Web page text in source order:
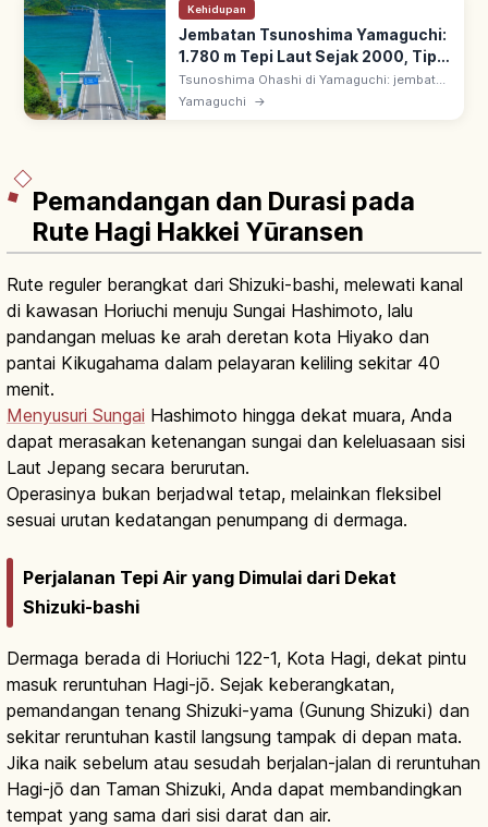
Kehidupan
Jembatan Tsunoshima Yamaguchi:
1.780 m Tepi Laut Sejak 2000, Tips
Berkunjung
Tsunoshima Ohashi di Yamaguchi: jembatan
1.780 m menghubungkan ke Pulau
Tsunoshima. Dibuka November 2000, bebas
Yamaguchi →
Pemandangan dan Durasi pada
Rute Hagi Hakkei Yūransen
Rute reguler berangkat dari Shizuki-bashi, melewati kanal
di kawasan Horiuchi menuju Sungai Hashimoto, lalu
pandangan meluas ke arah deretan kota Hiyako dan
pantai Kikugahama dalam pelayaran keliling sekitar 40
menit.
Menyusuri Sungai Hashimoto hingga dekat muara, Anda
dapat merasakan ketenangan sungai dan keleluasaan sisi
Laut Jepang secara berurutan.
Operasinya bukan berjadwal tetap, melainkan fleksibel
sesuai urutan kedatangan penumpang di dermaga.
Perjalanan Tepi Air yang Dimulai dari Dekat
Shizuki-bashi
Dermaga berada di Horiuchi 122-1, Kota Hagi, dekat pintu
masuk reruntuhan Hagi-jō. Sejak keberangkatan,
pemandangan tenang Shizuki-yama (Gunung Shizuki) dan
sekitar reruntuhan kastil langsung tampak di depan mata.
Jika naik sebelum atau sesudah berjalan-jalan di reruntuhan
Hagi-jō dan Taman Shizuki, Anda dapat membandingkan
tempat yang sama dari sisi darat dan air.